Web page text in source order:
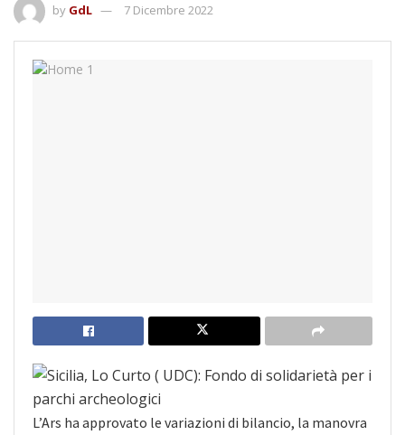
by GdL 7 Dicembre 2022
L’Ars ha approvato le variazioni di bilancio, la manovra